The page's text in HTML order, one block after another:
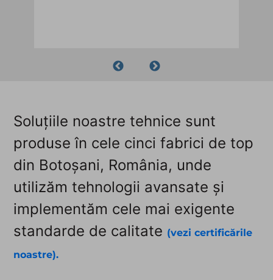
Soluțiile noastre tehnice sunt
produse în cele cinci fabrici de top
din Botoșani, România, unde
utilizăm tehnologii avansate și
implementăm cele mai exigente
standarde de calitate (vezi certificările
noastre).